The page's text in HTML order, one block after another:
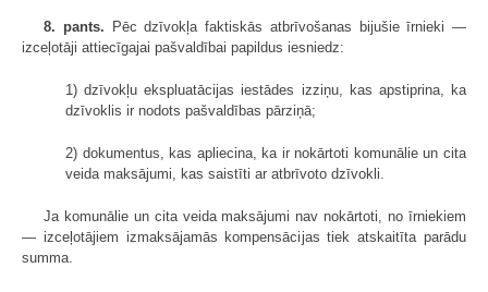
8. pants. Pēc dzīvokļa faktiskās atbrīvošanas bijušie īrnieki —
izceļotāji attiecīgajai pašvaldībai papildus iesniedz:
1) dzīvokļu ekspluatācijas iestādes izziņu, kas apstiprina, ka
dzīvoklis ir nodots pašvaldības pārziņā;
2) dokumentus, kas apliecina, ka ir nokārtoti komunālie un cita
veida maksājumi, kas saistīti ar atbrīvoto dzīvokli.
Ja komunālie un cita veida maksājumi nav nokārtoti, no īrniekiem
— izceļotājiem izmaksājamās kompensācijas tiek atskaitīta parādu
summa.